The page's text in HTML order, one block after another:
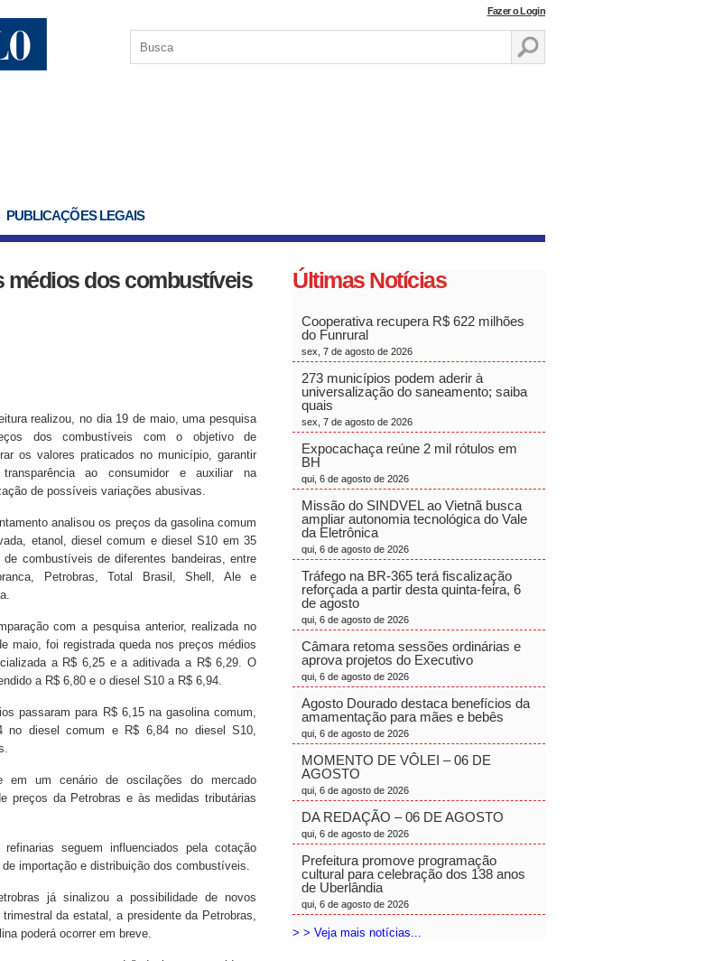
Fazer o Login
PUBLICAÇÕES LEGAIS
médios dos combustíveis
realizou, no dia 19 de maio, uma pesquisa
dos combustíveis com o objetivo de
os valores praticados no município, garantir
ao consumidor e auxiliar na
de possíveis variações abusivas.
analisou os preços da gasolina comum
etanol, diesel comum e diesel S10 em 35
de combustíveis de diferentes bandeiras, entre
Petrobras, Total Brasil, Shell, Ale e
com a pesquisa anterior, realizada no
maio, foi registrada queda nos preços médios
a R$ 6,25 e a aditivada a R$ 6,29. O
a R$ 6,80 e o diesel S10 a R$ 6,94.
passaram para R$ 6,15 na gasolina comum,
no diesel comum e R$ 6,84 no diesel S10,
em um cenário de oscilações do mercado
preços da Petrobras e às medidas tributárias
seguem influenciados pela cotação
importação e distribuição dos combustíveis.
já sinalizou a possibilidade de novos
da estatal, a presidente da Petrobras,
poderá ocorrer em breve.
Últimas Notícias
Cooperativa recupera R$ 622 milhões
do Funrural
sex, 7 de agosto de 2026
273 municípios podem aderir à
universalização do saneamento; saiba
quais
sex, 7 de agosto de 2026
Expocachaça reúne 2 mil rótulos em
BH
qui, 6 de agosto de 2026
Missão do SINDVEL ao Vietnã busca
ampliar autonomia tecnológica do Vale
da Eletrônica
qui, 6 de agosto de 2026
Tráfego na BR-365 terá fiscalização
reforçada a partir desta quinta-feira, 6
de agosto
qui, 6 de agosto de 2026
Câmara retoma sessões ordinárias e
aprova projetos do Executivo
qui, 6 de agosto de 2026
Agosto Dourado destaca benefícios da
amamentação para mães e bebês
qui, 6 de agosto de 2026
MOMENTO DE VÔLEI – 06 DE
AGOSTO
qui, 6 de agosto de 2026
DA REDAÇÃO – 06 DE AGOSTO
qui, 6 de agosto de 2026
Prefeitura promove programação
cultural para celebração dos 138 anos
de Uberlândia
qui, 6 de agosto de 2026
> > Veja mais notícias...